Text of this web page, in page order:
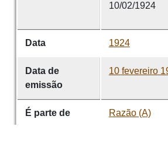
10/02/1924
Data 1924
Data de
emissão
10 fevereiro
É parte de Razão (A)